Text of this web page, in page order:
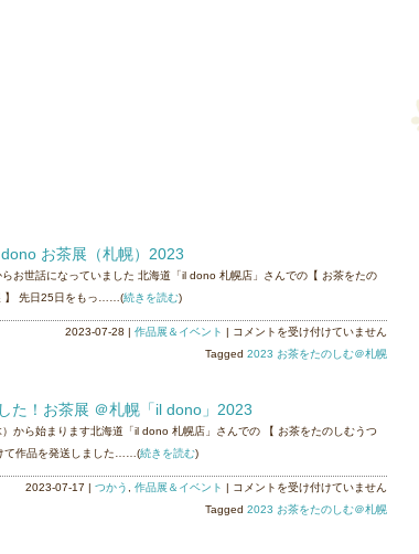
お茶展（札幌）2023
お世話になっていました 北海道「il dono 札幌店」さんでの【 お茶をたの
】 先日25日をもっ……(続きを読む)
2023-07-28 | 作品展＆イベント | 御
礼
dono
お
展
（札
コメントを受け付けていません
Tagged 2023 お茶をたのしむ＠札幌
た！お茶展 ＠札幌「il dono」2023
から始まります北海道「il dono 札幌店」さんでの 【 お茶をたのしむうつ
て作品を発送しました……(続きを読む)
2023-07-17 | つかう 作品展＆イベント | 発
送
コメントを受け付けていません
Tagged 2023 お茶をたのしむ＠札幌